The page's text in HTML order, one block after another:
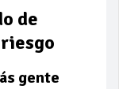
de
gente